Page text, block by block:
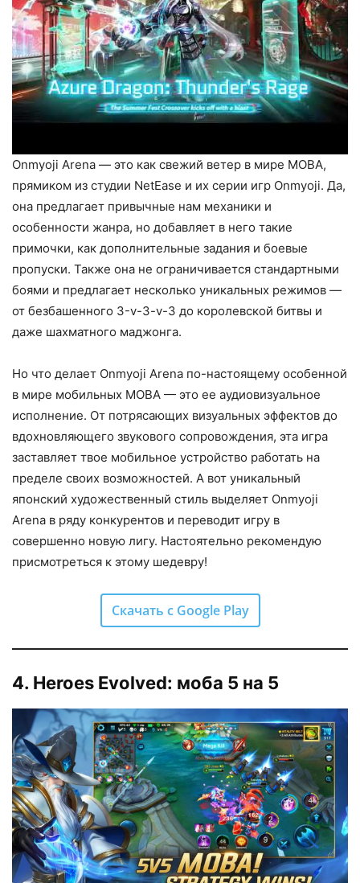
Onmyoji Arena — это как свежий ветер в мире MOBA,
прямиком из студии NetEase и их серии игр Onmyoji. Да,
она предлагает привычные нам механики и
особенности жанра, но добавляет в него такие
примочки, как дополнительные задания и боевые
пропуски. Также она не ограничивается стандартными
боями и предлагает несколько уникальных режимов —
от безбашенного 3-v-3-v-3 до королевской битвы и
даже шахматного маджонга.
Но что делает Onmyoji Arena по-настоящему особенной
в мире мобильных MOBA — это ее аудиовизуальное
исполнение. От потрясающих визуальных эффектов до
вдохновляющего звукового сопровождения, эта игра
заставляет твое мобильное устройство работать на
пределе своих возможностей. А вот уникальный
японский художественный стиль выделяет Onmyoji
Arena в ряду конкурентов и переводит игру в
совершенно новую лигу. Настоятельно рекомендую
присмотреться к этому шедевру!
Скачать с Google Play
4. Heroes Evolved: моба 5 на 5